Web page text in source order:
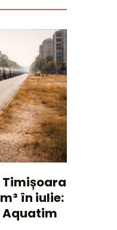
Timișoara
în iulie: